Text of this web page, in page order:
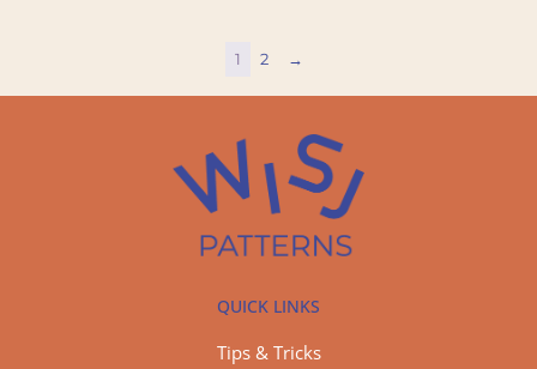
1 2 →
QUICK LINKS
Tips & Tricks